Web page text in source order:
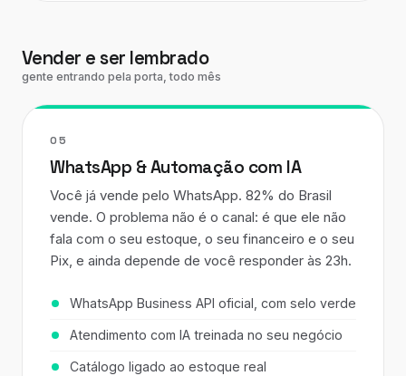
Vender e ser lembrado
gente entrando pela porta, todo mês
05
WhatsApp & Automação com IA
Você já vende pelo WhatsApp. 82% do Brasil
vende. O problema não é o canal: é que ele não
fala com o seu estoque, o seu financeiro e o seu
Pix, e ainda depende de você responder às 23h.
WhatsApp Business API oficial, com selo verde
Atendimento com IA treinada no seu negócio
Catálogo ligado ao estoque real